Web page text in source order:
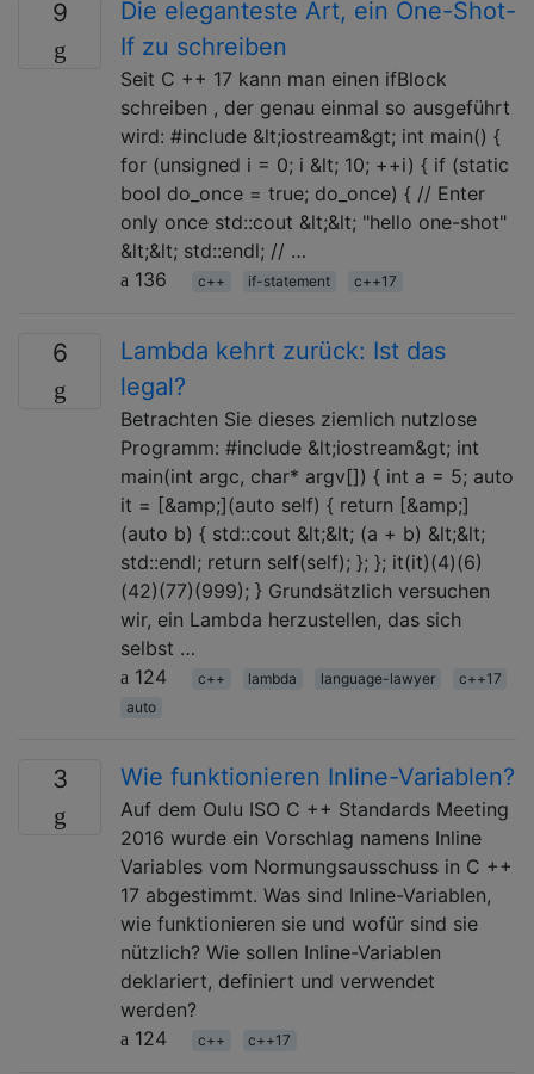
9
Die eleganteste Art, ein One-Shot-
If zu schreiben
Seit C ++ 17 kann man einen ifBlock
schreiben , der genau einmal so ausgeführt
wird: #include &lt;iostream&gt; int main() {
for (unsigned i = 0; i &lt; 10; ++i) { if (static
bool do_once = true; do_once) { // Enter
only once std::cout &lt;&lt; "hello one-shot"
&lt;&lt; std::endl; // …
136
c++ if-statement c++17
6
Lambda kehrt zurück: Ist das
legal?
Betrachten Sie dieses ziemlich nutzlose
Programm: #include &lt;iostream&gt; int
main(int argc, char* argv[]) { int a = 5; auto
it = [&amp;](auto self) { return [&amp;]
(auto b) { std::cout &lt;&lt; (a + b) &lt;&lt;
std::endl; return self(self); }; }; it(it)(4)(6)
(42)(77)(999); } Grundsätzlich versuchen
wir, ein Lambda herzustellen, das sich
selbst …
124
c++ lambda language-lawyer
c++17
auto
3 Wie funktionieren Inline-Variablen?
Auf dem Oulu ISO C ++ Standards Meeting
2016 wurde ein Vorschlag namens Inline
Variables vom Normungsausschuss in C ++
17 abgestimmt. Was sind Inline-Variablen,
wie funktionieren sie und wofür sind sie
nützlich? Wie sollen Inline-Variablen
deklariert, definiert und verwendet
werden?
124
c++ c++17